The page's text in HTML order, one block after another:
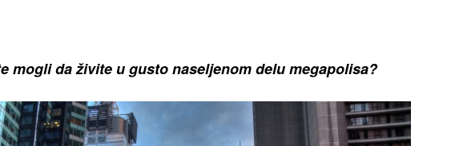
mogli da živite u gusto naseljenom delu megapolisa?